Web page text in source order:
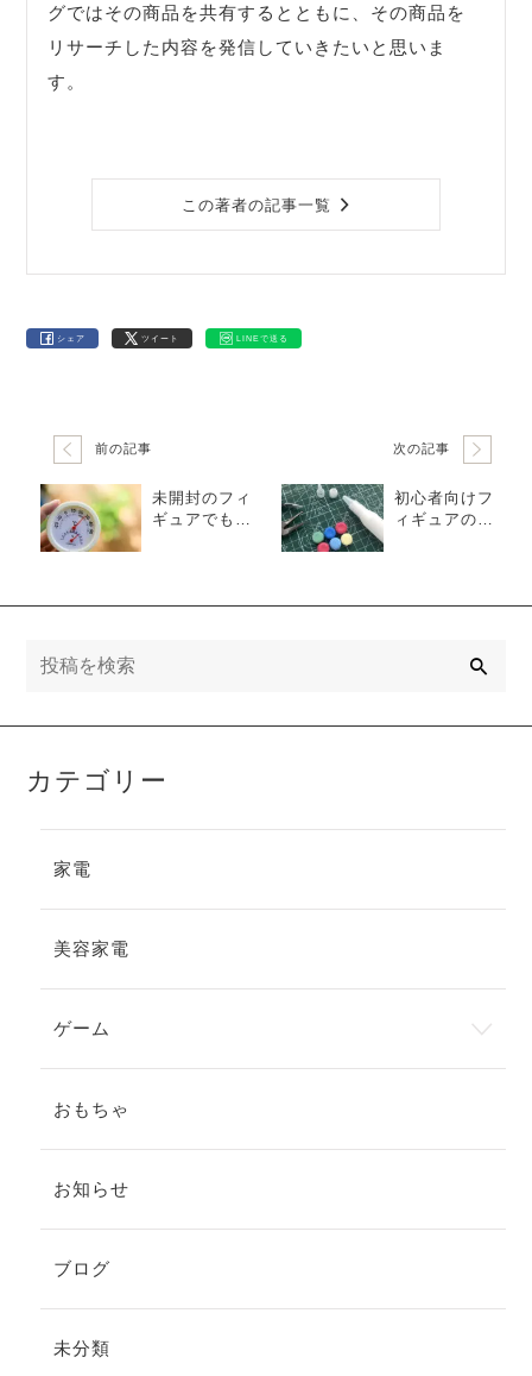
グではその商品を共有するとともに、その商品を
リサーチした内容を発信していきたいと思いま
す。
この著者の記事一覧
シェア ツイート LINEで送る
前の記事
未開封のフィ
ギュアでも劣
次の記事
初心者向けフ
ィギュアの作
カテゴリー
家電
美容家電
ゲーム
おもちゃ
お知らせ
ブログ
未分類